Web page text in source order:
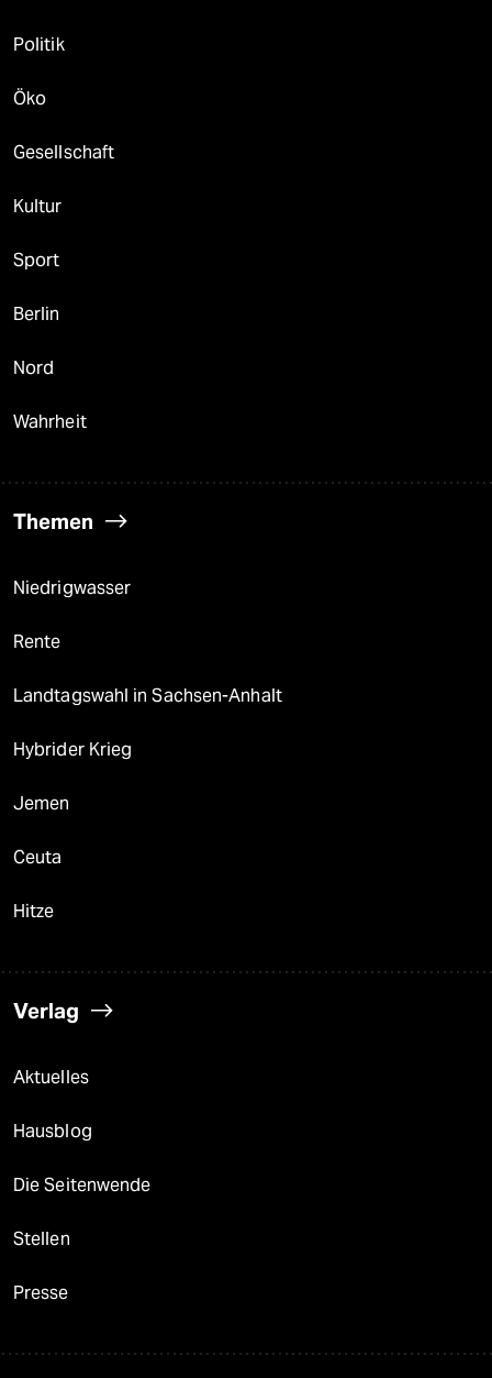
Politik
Öko
Gesellschaft
Kultur
Sport
Berlin
Nord
Wahrheit
Themen
Niedrigwasser
Rente
Landtagswahl in Sachsen-Anhalt
Hybrider Krieg
Jemen
Ceuta
Hitze
Verlag
Aktuelles
Hausblog
Die Seitenwende
Stellen
Presse